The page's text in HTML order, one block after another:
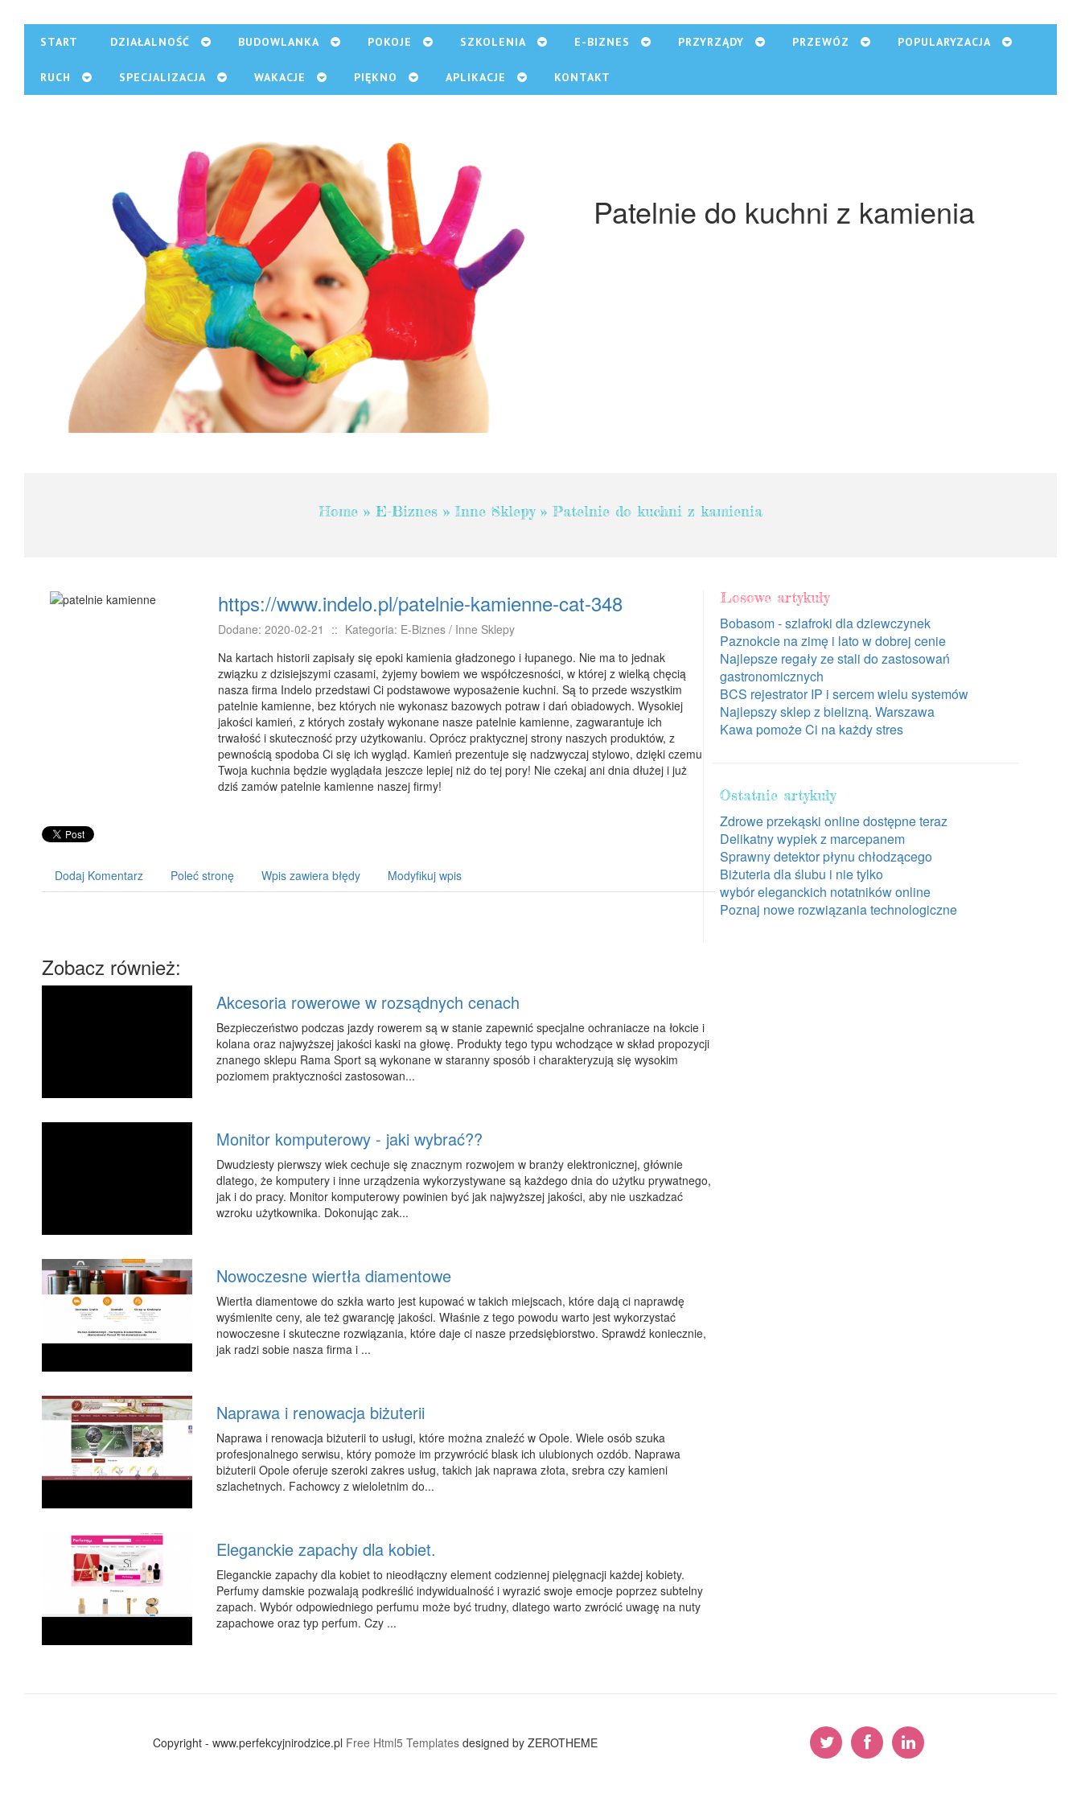
START DZIAŁALNOŚĆ BUDOWLANKA POKOJE SZKOLENIA E-BIZNES PRZYRZĄDY PRZEWÓZ POPULARYZACJA
RUCH SPECJALIZACJA WAKACJE PIĘKNO APLIKACJE KONTAKT
Patelnie do kuchni z kamienia
Home » E-Biznes »Inne Sklepy» Patelnie do kuchni z kamienia
https://www.indelo.pl/patelnie-kamienne-cat-348
Dodane: 2020-02-21 :: Kategoria: E-Biznes / Inne Sklepy
Na kartach historii zapisały się epoki kamienia gładzonego i łupanego. Nie ma to jednak
związku z dzisiejszymi czasami, żyjemy bowiem we współczesności, w której z wielką chęcią
nasza firma Indelo przedstawi Ci podstawowe wyposażenie kuchni. Są to przede wszystkim
patelnie kamienne, bez których nie wykonasz bazowych potraw i dań obiadowych. Wysokiej
jakości kamień, z których zostały wykonane nasze patelnie kamienne, zagwarantuje ich
trwałość i skuteczność przy użytkowaniu. Oprócz praktycznej strony naszych produktów, z
pewnością spodoba Ci się ich wygląd. Kamień prezentuje się nadzwyczaj stylowo, dzięki czemu
Twoja kuchnia będzie wyglądała jeszcze lepiej niż do tej pory! Nie czekaj ani dnia dłużej i już
dziś zamów patelnie kamienne naszej firmy!
Dodaj Komentarz Poleć stronę Wpis zawiera błędy Modyfikuj wpis
Zobacz również:
Akcesoria rowerowe w rozsądnych cenach
Bezpieczeństwo podczas jazdy rowerem są w stanie zapewnić specjalne ochraniacze na łokcie i
kolana oraz najwyższej jakości kaski na głowę. Produkty tego typu wchodzące w skład propozycji
znanego sklepu Rama Sport są wykonane w staranny sposób i charakteryzują się wysokim
poziomem praktyczności zastosowan...
Monitor komputerowy - jaki wybrać??
Dwudziesty pierwszy wiek cechuje się znacznym rozwojem w branży elektronicznej, głównie
dlatego, że komputery i inne urządzenia wykorzystywane są każdego dnia do użytku prywatnego,
jak i do pracy. Monitor komputerowy powinien być jak najwyższej jakości, aby nie uszkadzać
wzroku użytkownika. Dokonując zak...
Nowoczesne wiertła diamentowe
Wiertła diamentowe do szkła warto jest kupować w takich miejscach, które dają ci naprawdę
wyśmienite ceny, ale też gwarancję jakości. Właśnie z tego powodu warto jest wykorzystać
nowoczesne i skuteczne rozwiązania, które daje ci nasze przedsiębiorstwo. Sprawdź koniecznie,
jak radzi sobie nasza firma i ...
Naprawa i renowacja biżuterii
Naprawa i renowacja biżuterii to usługi, które można znaleźć w Opole. Wiele osób szuka
profesjonalnego serwisu, który pomoże im przywrócić blask ich ulubionych ozdób. Naprawa
biżuterii Opole oferuje szeroki zakres usług, takich jak naprawa złota, srebra czy kamieni
szlachetnych. Fachowcy z wieloletnim do...
Eleganckie zapachy dla kobiet.
Eleganckie zapachy dla kobiet to nieodłączny element codziennej pielęgnacji każdej kobiety.
Perfumy damskie pozwalają podkreślić indywidualność i wyrazić swoje emocje poprzez subtelny
zapach. Wybór odpowiedniego perfumu może być trudny, dlatego warto zwrócić uwagę na nuty
zapachowe oraz typ perfum. Czy ...
Losowe artykuły
Bobasom - szlafroki dla dziewczynek
Paznokcie na zimę i lato w dobrej cenie
Najlepsze regały ze stali do zastosowań
gastronomicznych
BCS rejestrator IP i sercem wielu systemów
Najlepszy sklep z bielizną. Warszawa
Kawa pomoże Ci na każdy stres
Ostatnie artykuły
Zdrowe przekąski online dostępne teraz
Delikatny wypiek z marcepanem
Sprawny detektor płynu chłodzącego
Biżuteria dla ślubu i nie tylko
wybór eleganckich notatników online
Poznaj nowe rozwiązania technologiczne
Copyright - www.perfekcyjnirodzice.pl Free Html5 Templates designed by ZEROTHEME